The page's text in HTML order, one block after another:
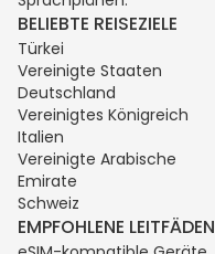
BELIEBTE REISEZIELE
Türkei
Vereinigte Staaten
Deutschland
Vereinigtes Königreich
Italien
Vereinigte Arabische
Emirate
Schweiz
EMPFOHLENE LEITFÄDEN